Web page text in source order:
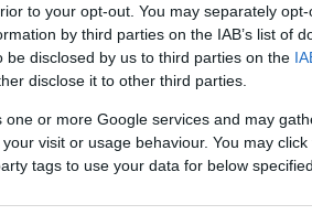
to your opt-out. You may separately
by third parties on the IAB’s list of
disclosed by us to third parties on the
disclose it to other third parties.
or more Google services and may
visit or usage behaviour. You may
tags to use your data for below
rendezőjének
létrejöhessen a film egyik